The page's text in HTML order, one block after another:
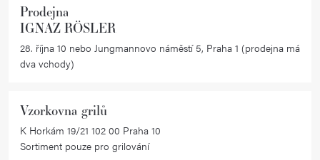
Prodejna
IGNAZ RÖSLER
28. října 10 nebo Jungmannovo náměstí 5, Praha 1 (prodejna má
dva vchody)
Vzorkovna grilů
K Horkám 19/21 102 00 Praha 10
Sortiment pouze pro grilování